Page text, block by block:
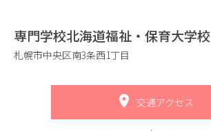
専門学校北海道福祉・保育大学校
札幌市中央区南3条西1丁目
交通アクセス